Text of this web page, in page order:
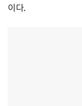
이다.